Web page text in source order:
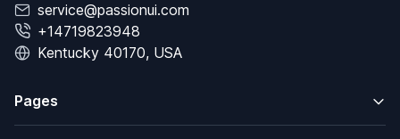
service@passionui.com
+14719823948
Kentucky 40170, USA
Pages